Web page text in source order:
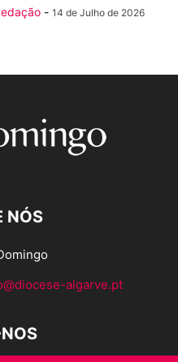
- 14 de Julho de 2026
NÓS
algarve.pt